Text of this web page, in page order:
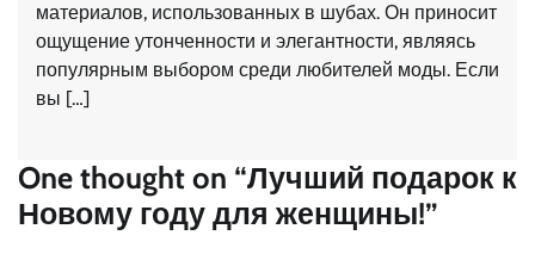
материалов, использованных в шубах. Он приносит
ощущение утонченности и элегантности, являясь
популярным выбором среди любителей моды. Если
вы […]
One thought on “Лучший подарок к
Новому году для женщины!”